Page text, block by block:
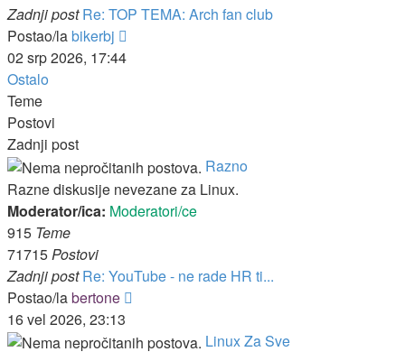
Zadnji post Re: TOP TEMA: Arch fan club
Postao/labikerbj
02 srp 2026, 17:44
Ostalo
Teme
Postovi
Zadnji post
Razno
Razne diskusije nevezane za Linux.
Moderator/ica: Moderatori/ce
915 Teme
71715Postovi
Zadnji post Re: YouTube - ne rade HR ti...
Postao/labertone
16 vel 2026, 23:13
Linux Za Sve